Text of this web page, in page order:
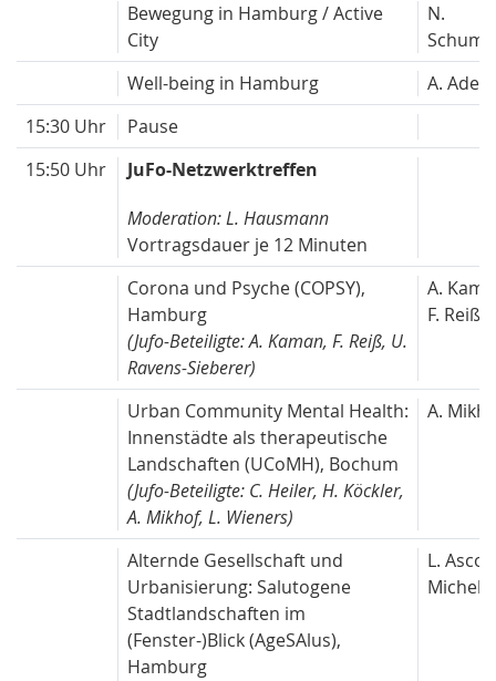
Bewegung in Hamburg / Active
City
N.
Well-being in Hamburg
A.
15:30 Uhr
Pause
15:50 Uhr
JuFo-Netzwerktreffen
Moderation: L. Hausmann
Vortragsdauer je 12 Minuten
Corona und Psyche (COPSY),
Hamburg
(Jufo-Beteiligte: A. Kaman, F. Reiß, U.
Ravens-Sieberer)
A.
F. Reiß
Urban Community Mental Health:
Innenstädte als therapeutische
Landschaften (UCoMH), Bochum
(Jufo-Beteiligte: C. Heiler, H. Köckler,
A. Mikhof, L. Wieners)
A.
Alternde Gesellschaft und
Urbanisierung: Salutogene
Stadtlandschaften im
(Fenster-)Blick (AgeSAlus),
Hamburg
L.
Michelis